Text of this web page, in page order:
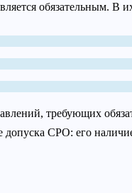
обязательным. В
требующих
СРО: его